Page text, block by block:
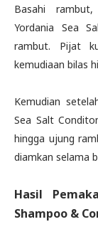
Basahi
Yordania Sea
rambut. Pijat
kemudiaan bilas
Kemudian
Sea Salt
hingga ujung
diamkan selama
Hasil
Shampoo &